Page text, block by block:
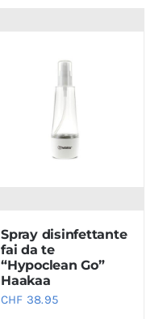
Spray disinfettante
fai da te
“Hypoclean Go”
Haakaa
CHF 38.95